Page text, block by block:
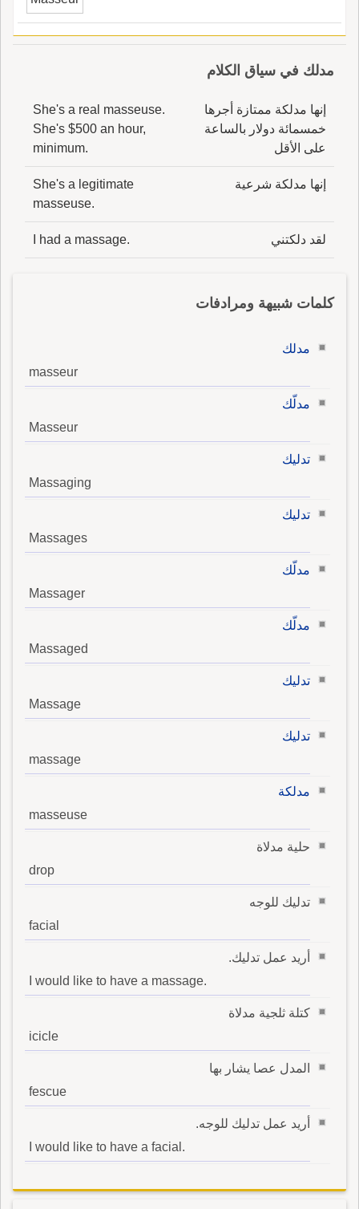
مدلك في سياق الكلام
إنها مدلكة ممتازة أجرها
خمسمائة دولار بالساعة
على الأقل
She's a real masseuse.
She's $500 an hour,
minimum.
إنها مدلكة شرعية
She's a legitimate
masseuse.
لقد دلكتني I had a massage.
كلمات شبيهة ومرادفات
مدلك
masseur
مدلّك
Masseur
تدليك
Massaging
تدليك
Massages
مدلّك
Massager
مدلّك
Massaged
تدليك
Massage
تدليك
massage
مدلكة
masseuse
حلية مدلاة
drop
تدليك للوجه
facial
أريد عمل تدليك.
I would like to have a massage.
كتلة ثلجية مدلاة
icicle
المدل عصا يشار بها
fescue
أريد عمل تدليك للوجه.
I would like to have a facial.